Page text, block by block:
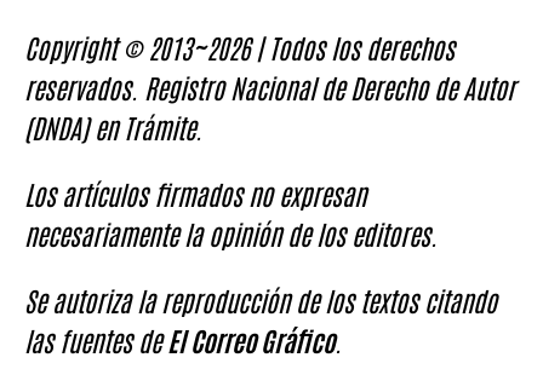
Copyright © 2013~2026 | Todos los derechos
reservados. Registro Nacional de Derecho de Autor
(DNDA) en Trámite.
Los artículos firmados no expresan
necesariamente la opinión de los editores.
Se autoriza la reproducción de los textos citando
las fuentes deEl Correo Gráfico.